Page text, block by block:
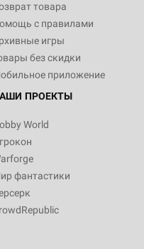
товара
с правилами
игры
без скидки
приложение
ПРОЕКТЫ
World
фантастики